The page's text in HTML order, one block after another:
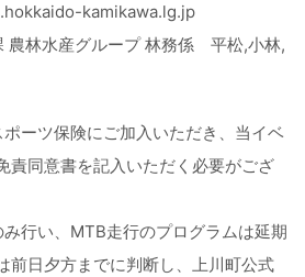
kamikawa.lg.jp
農林水産グループ 林務係 平松,小林,
ーツ保険にご加入いただき、当イベ
責同意書を記入いただく必要がござ
行い、MTB走行のプログラムは延期
前日夕方までに判断し、上川町公式